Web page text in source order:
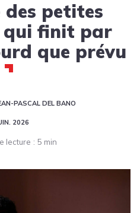
des petites
qui finit par
que prévu
PASCAL DEL BANO
2026
lecture 5 min